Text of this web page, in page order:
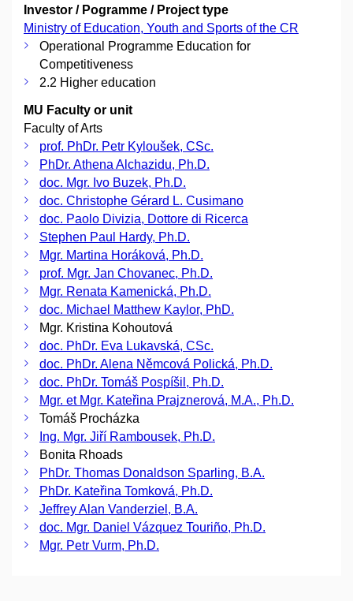
Investor / Pogramme / Project type
Ministry of Education, Youth and Sports of the CR
Operational Programme Education for
Competitiveness
2.2 Higher education
MU Faculty or unit
Faculty of Arts
prof. PhDr. Petr Kyloušek, CSc.
PhDr. Athena Alchazidu, Ph.D.
doc. Mgr. Ivo Buzek, Ph.D.
doc. Christophe Gérard L. Cusimano
doc. Paolo Divizia, Dottore di Ricerca
Stephen Paul Hardy, Ph.D.
Mgr. Martina Horáková, Ph.D.
prof. Mgr. Jan Chovanec, Ph.D.
Mgr. Renata Kamenická, Ph.D.
doc. Michael Matthew Kaylor, PhD.
Mgr. Kristina Kohoutová
doc. PhDr. Eva Lukavská, CSc.
doc. PhDr. Alena Němcová Polická, Ph.D.
doc. PhDr. Tomáš Pospíšil, Ph.D.
Mgr. et Mgr. Kateřina Prajznerová, M.A., Ph.D.
Tomáš Procházka
Ing. Mgr. Jiří Rambousek, Ph.D.
Bonita Rhoads
PhDr. Thomas Donaldson Sparling, B.A.
PhDr. Kateřina Tomková, Ph.D.
Jeffrey Alan Vanderziel, B.A.
doc. Mgr. Daniel Vázquez Touriño, Ph.D.
Mgr. Petr Vurm, Ph.D.